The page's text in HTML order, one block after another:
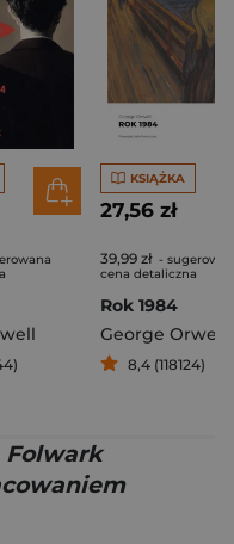
KSIĄŻKA
27,56 zł
39,99 zł -
cena detaliczna
Rok 1984
George Orwell
8,4 (118124)
Folwark